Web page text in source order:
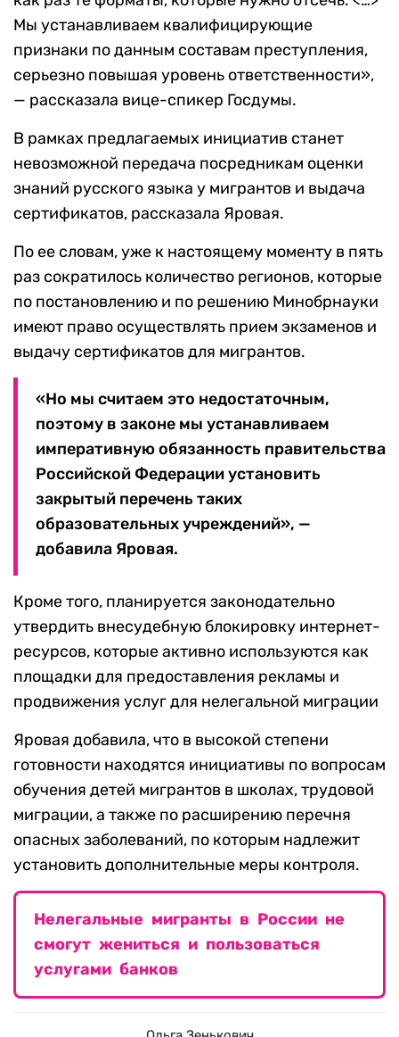
Мы устанавливаем квалифицирующие
признаки по данным составам преступления,
серьезно повышая уровень ответственности»,
— рассказала вице-спикер Госдумы.
В рамках предлагаемых инициатив станет
невозможной передача посредникам оценки
знаний русского языка у мигрантов и выдача
сертификатов, рассказала Яровая.
По ее словам, уже к настоящему моменту в пять
раз сократилось количество регионов, которые
по постановлению и по решению Минобрнауки
имеют право осуществлять прием экзаменов и
выдачу сертификатов для мигрантов.
«Но мы считаем это недостаточным,
поэтому в законе мы устанавливаем
императивную обязанность правительства
Российской Федерации установить
закрытый перечень таких
образовательных учреждений», —
добавила Яровая.
Кроме того, планируется законодательно
утвердить внесудебную блокировку интернет-
ресурсов, которые активно используются как
площадки для предоставления рекламы и
продвижения услуг для нелегальной миграции
Яровая добавила, что в высокой степени
готовности находятся инициативы по вопросам
обучения детей мигрантов в школах, трудовой
миграции, а также по расширению перечня
опасных заболеваний, по которым надлежит
установить дополнительные меры контроля.
Нелегальные мигранты в России не
смогут жениться и пользоваться
услугами банков